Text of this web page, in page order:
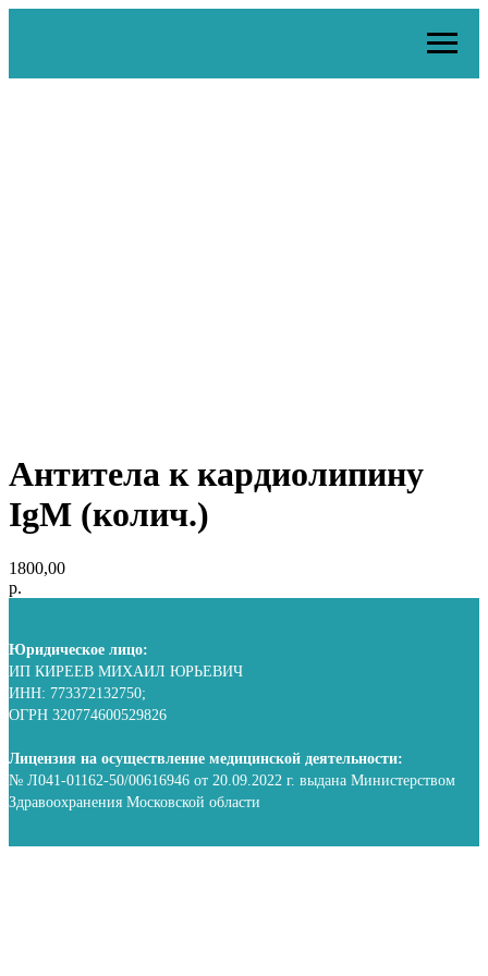
Антитела к кардиолипину
IgM (колич.)
1800,00
р.
Юридическое лицо:
ИП КИРЕЕВ МИХАИЛ ЮРЬЕВИЧ
ИНН: 773372132750;
ОГРН 320774600529826
Лицензия на осуществление медицинской деятельности:
№ Л041-01162-50/00616946 от 20.09.2022 г. выдана Министерством
Здравоохранения Московской области